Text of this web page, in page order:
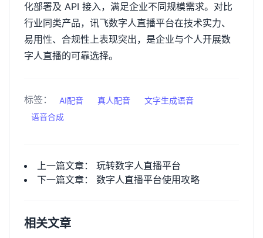
化部署及 API 接入，满足企业不同规模需求。对比
行业同类产品，讯飞数字人直播平台在技术实力、
易用性、合规性上表现突出，是企业与个人开展数
字人直播的可靠选择。
标签： AI配音 真人配音
文字生成语音
语音合成
上一篇文章： 玩转数字人直播平台
下一篇文章： 数字人直播平台使用攻略
相关文章